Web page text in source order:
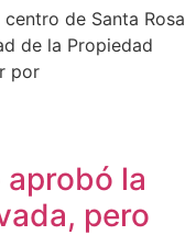
de Santa Rosa
de la Propiedad
por
la
pero